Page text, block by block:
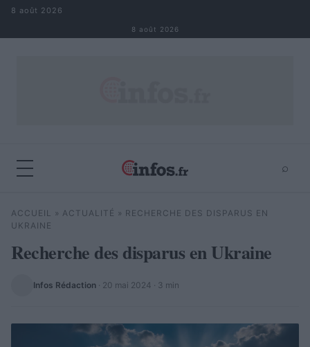
Aller au contenu
8 août 2026
8 août 2026
⌕
Rechercher ⌕
ACCUEIL » ACTUALITÉ » RECHERCHE DES DISPARUS EN
UKRAINE
Recherche des disparus en Ukraine
Infos Rédaction · 20 mai 2024 · 3 min